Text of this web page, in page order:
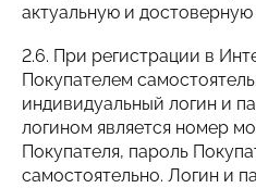
актуальную и
2.6. При регистрации в
Покупателем
индивидуальный логин и
логином является номер
Покупателя, пароль
самостоятельно. Логин и